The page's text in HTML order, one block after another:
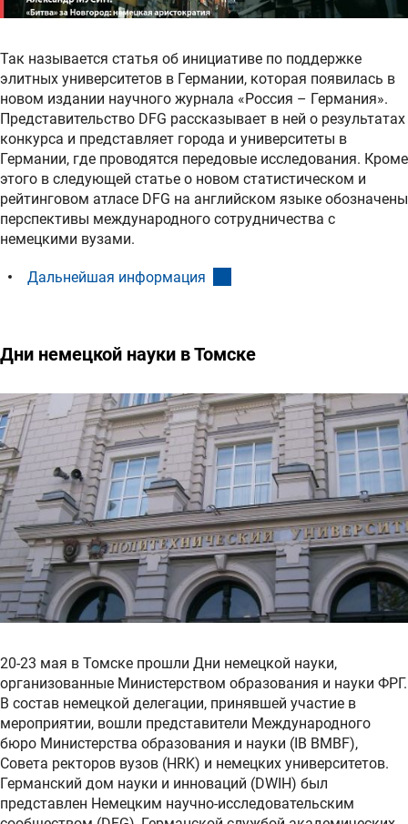
Так называется статья об инициативе по поддержке
элитных университетов в Германии, которая появилась в
новом издании научного журнала «Россия – Германия».
Представительство DFG рассказывает в ней о результатах
конкурса и представляет города и университеты в
Германии, где проводятся передовые исследования. Кроме
этого в следующей статье о новом статистическом и
рейтинговом атласе DFG на английском языке обозначены
перспективы международного сотрудничества с
немецкими вузами.
Дальнейшая информация
Дни немецкой науки в Томске
20-23 мая в Томске прошли Дни немецкой науки,
организованные Министерством образования и науки ФРГ.
В состав немецкой делегации, принявшей участие в
мероприятии, вошли представители Международного
бюро Министерства образования и науки (IB BMBF),
Совета ректоров вузов (HRK) и немецких университетов.
Германский дом науки и инноваций (DWIH) был
представлен Немецким научно-исследовательским